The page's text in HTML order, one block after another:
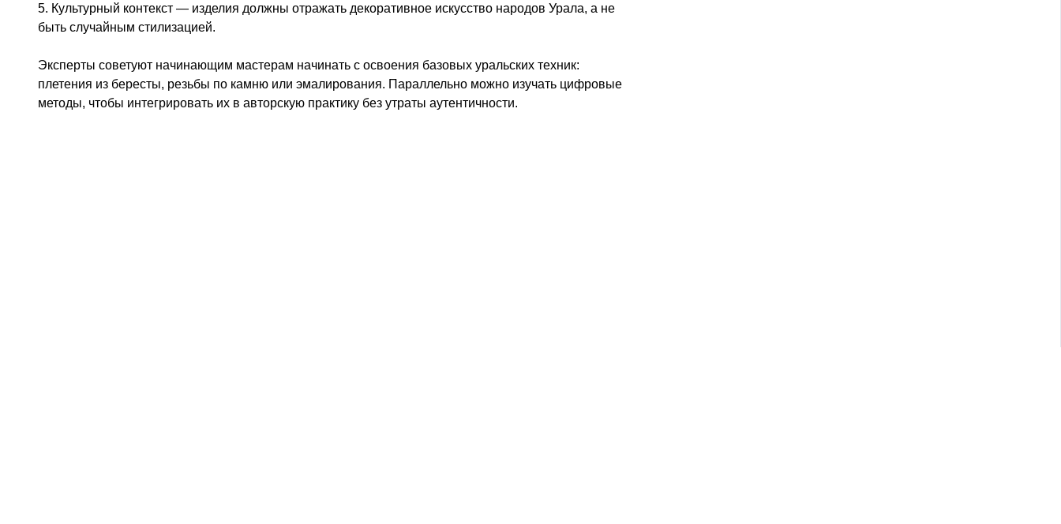
5. Культурный контекст — изделия должны отражать декоративное искусство народов Урала, а не
быть случайным стилизацией.
Эксперты советуют начинающим мастерам начинать с освоения базовых уральских техник:
плетения из бересты, резьбы по камню или эмалирования. Параллельно можно изучать цифровые
методы, чтобы интегрировать их в авторскую практику без утраты аутентичности.